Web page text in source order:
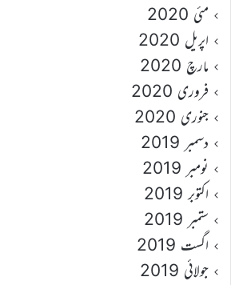
مئی 2020
اپریل 2020
مارچ 2020
فروری 2020
جنوری 2020
دسمبر 2019
نومبر 2019
اکتوبر 2019
ستمبر 2019
اگست 2019
جولائی 2019